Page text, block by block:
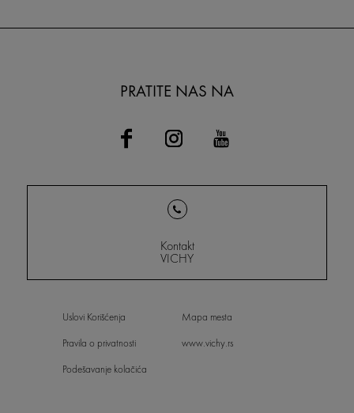
PRATITE NAS NA
Kontakt
VICHY
Uslovi Korišćenja
Pravila o privatnosti
Podešavanje kolačića
Mapa mesta
www.vichy.rs